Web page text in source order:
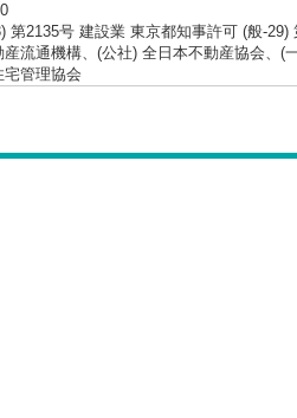
第2135号 建設業 東京都知事許可 (般-
流通機構、(公社) 全日本不動産協会、(
管理協会